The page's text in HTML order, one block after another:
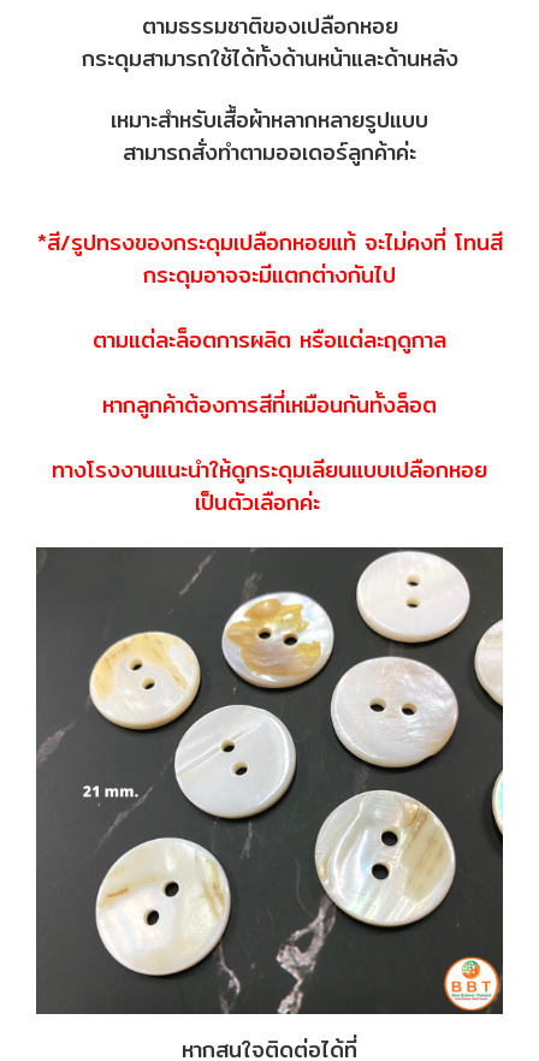
ตามธรรมชาติของเปลือกหอย
กระดุมสามารถใช้ได้ทั้งด้านหน้าและด้านหลัง
เหมาะสำหรับเสื้อผ้าหลากหลายรูปแบบ
สามารถสั่งทำตามออเดอร์ลูกค้าค่ะ
*สี/รูปทรงของกระดุมเปลือกหอยแท้ จะไม่คงที่ โทนสี
กระดุมอาจจะมีแตกต่างกันไป
ตามแต่ละล็อตการผลิต หรือแต่ละฤดูกาล
หากลูกค้าต้องการสีที่เหมือนกันทั้งล็อต
ทางโรงงานแนะนำให้ดูกระดุมเลียนแบบเปลือกหอย
เป็นตัวเลือกค่ะ
หากสนใจติดต่อได้ที่